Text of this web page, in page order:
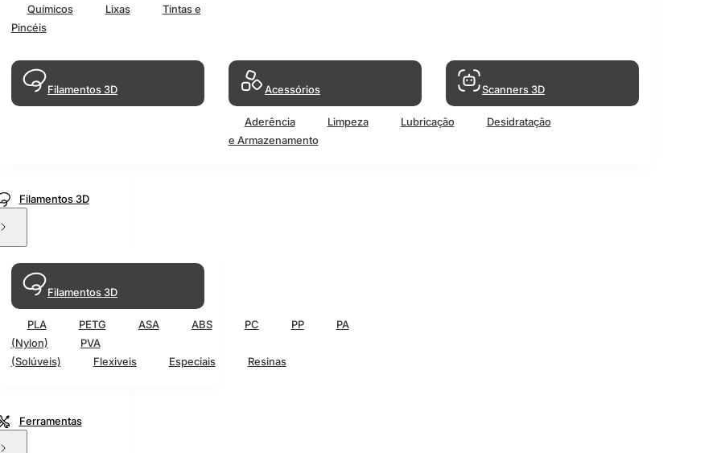
Químicos Lixas
Tintas e
Pincéis
Filamentos 3D Acessórios
Aderência Limpeza Lubricação
Desidratação
e Armazenamento
Scanners 3D
Filamentos 3D
Filamentos 3D
PLA PETG ASA ABS PC PP
PA
(Nylon)
PVA
(Solúveis)
Flexiveis Especiais Resinas
Ferramentas